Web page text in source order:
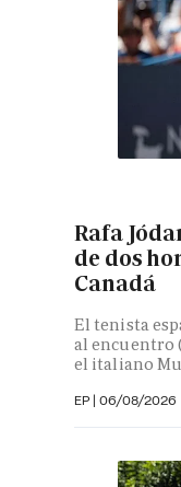
Rafa
de dos
Canadá
El tenista
al encuentro
el italiano
EP | 06/08/2026